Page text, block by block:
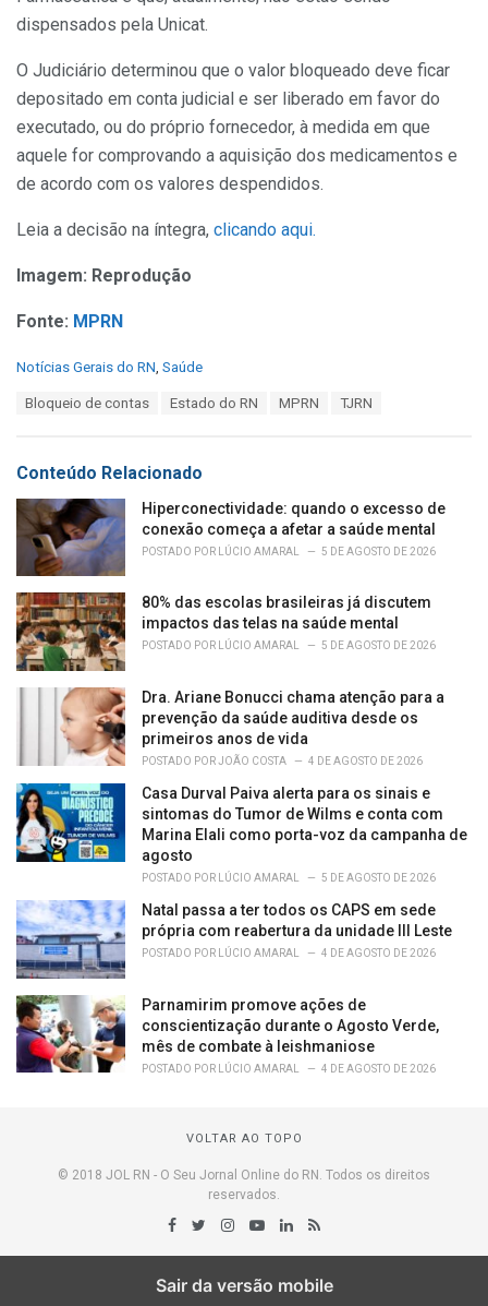
dispensados pela Unicat.
O Judiciário determinou que o valor bloqueado deve ficar
depositado em conta judicial e ser liberado em favor do
executado, ou do próprio fornecedor, à medida em que
aquele for comprovando a aquisição dos medicamentos e
de acordo com os valores despendidos.
Leia a decisão na íntegra, clicando aqui.
Imagem: Reprodução
Fonte: MPRN
C
o
r
i
Notícias Gerais do RN, Saúde
:
Bloqueio de contas Estado do RN MPRN TJRN
Conteúdo Relacionado
Hiperconectividade: quando o excesso de
conexão começa a afetar a saúde mental
POSTADO POR LÚCIO AMARAL 5 DE AGOSTO DE 2026
80% das escolas brasileiras já discutem
impactos das telas na saúde mental
POSTADO POR LÚCIO AMARAL 5 DE AGOSTO DE 2026
Dra. Ariane Bonucci chama atenção para a
prevenção da saúde auditiva desde os
primeiros anos de vida
POSTADO PORJOÃO COSTA 4 DE AGOSTO DE 2026
Casa Durval Paiva alerta para os sinais e
sintomas do Tumor de Wilms e conta com
Marina Elali como porta-voz da campanha de
agosto
POSTADO POR LÚCIO AMARAL 5 DE AGOSTO DE 2026
Natal passa a ter todos os CAPS em sede
própria com reabertura da unidade III Leste
POSTADO POR LÚCIO AMARAL 4 DE AGOSTO DE 2026
Parnamirim promove ações de
conscientização durante o Agosto Verde,
mês de combate à leishmaniose
POSTADO POR LÚCIO AMARAL 4 DE AGOSTO DE 2026
VOLTAR AO TOPO
© 2018 JOL RN - O Seu Jornal Online do RN. Todos os direitos
reservados.
Sair da versão mobile